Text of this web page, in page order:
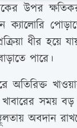
উপর
ক্যালোরি
ধীর হয়ে
পারে।
অতিরিক্ত
সময়
অবদান